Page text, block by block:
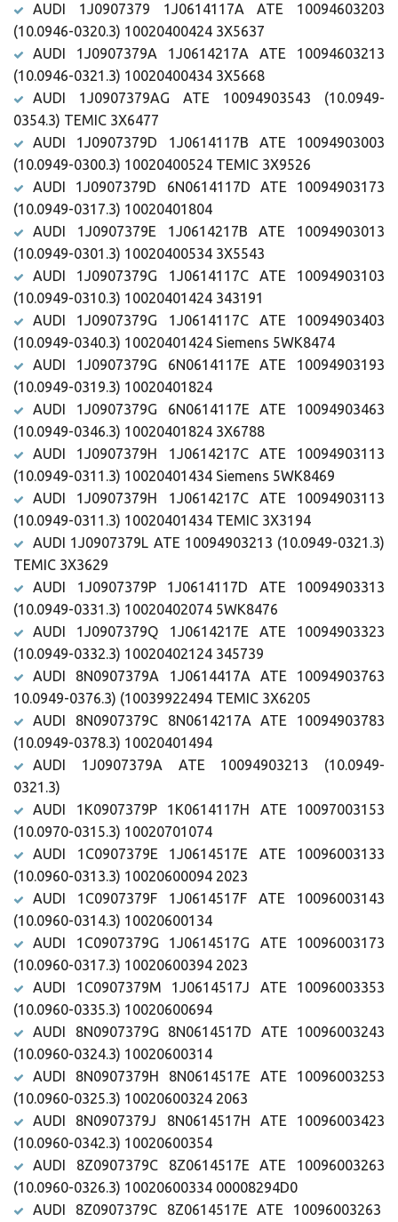
AUDI 1J0907379 1J0614117A ATE 10094603203
(10.0946-0320.3) 10020400424 3X5637
AUDI 1J0907379A 1J0614217A ATE 10094603213
(10.0946-0321.3) 10020400434 3X5668
AUDI 1J0907379AG ATE 10094903543 (10.0949-
0354.3) TEMIC 3X6477
AUDI 1J0907379D 1J0614117B ATE 10094903003
(10.0949-0300.3) 10020400524 TEMIC 3X9526
AUDI 1J0907379D 6N0614117D ATE 10094903173
(10.0949-0317.3) 10020401804
AUDI 1J0907379E 1J0614217B ATE 10094903013
(10.0949-0301.3) 10020400534 3X5543
AUDI 1J0907379G 1J0614117C ATE 10094903103
(10.0949-0310.3) 10020401424 343191
AUDI 1J0907379G 1J0614117C ATE 10094903403
(10.0949-0340.3) 10020401424 Siemens 5WK8474
AUDI 1J0907379G 6N0614117E ATE 10094903193
(10.0949-0319.3) 10020401824
AUDI 1J0907379G 6N0614117E ATE 10094903463
(10.0949-0346.3) 10020401824 3X6788
AUDI 1J0907379H 1J0614217C ATE 10094903113
(10.0949-0311.3) 10020401434 Siemens 5WK8469
AUDI 1J0907379H 1J0614217C ATE 10094903113
(10.0949-0311.3) 10020401434 TEMIC 3X3194
AUDI 1J0907379L ATE 10094903213 (10.0949-0321.3)
TEMIC 3X3629
AUDI 1J0907379P 1J0614117D ATE 10094903313
(10.0949-0331.3) 10020402074 5WK8476
AUDI 1J0907379Q 1J0614217E ATE 10094903323
(10.0949-0332.3) 10020402124 345739
AUDI 8N0907379A 1J0614417A ATE 10094903763
10.0949-0376.3) (10039922494 TEMIC 3X6205
AUDI 8N0907379C 8N0614217A ATE 10094903783
(10.0949-0378.3) 10020401494
AUDI 1J0907379A ATE 10094903213 (10.0949-
0321.3)
AUDI 1K0907379P 1K0614117H ATE 10097003153
(10.0970-0315.3) 10020701074
AUDI 1C0907379E 1J0614517E ATE 10096003133
(10.0960-0313.3) 10020600094 2023
AUDI 1C0907379F 1J0614517F ATE 10096003143
(10.0960-0314.3) 10020600134
AUDI 1C0907379G 1J0614517G ATE 10096003173
(10.0960-0317.3) 10020600394 2023
AUDI 1C0907379M 1J0614517J ATE 10096003353
(10.0960-0335.3) 10020600694
AUDI 8N0907379G 8N0614517D ATE 10096003243
(10.0960-0324.3) 10020600314
AUDI 8N0907379H 8N0614517E ATE 10096003253
(10.0960-0325.3) 10020600324 2063
AUDI 8N0907379J 8N0614517H ATE 10096003423
(10.0960-0342.3) 10020600354
AUDI 8Z0907379C 8Z0614517E ATE 10096003263
(10.0960-0326.3) 10020600334 00008294D0
AUDI 8Z0907379C 8Z0614517E ATE 10096003263